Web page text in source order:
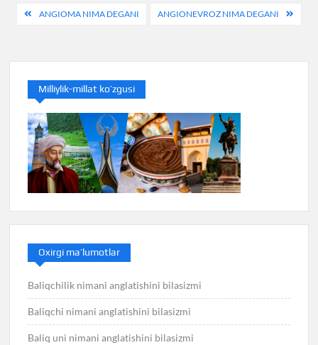
PostANGIOMA NIMA DEGANI ANGIONEVROZ NIMA DEGANI
Milliylik-millat ko’zgusi
Oxirgi ma’lumotlar
Baliqchilik nimani anglatishini bilasizmi
Baliqchi nimani anglatishini bilasizmi
Baliq uni nimani anglatishini bilasizmi